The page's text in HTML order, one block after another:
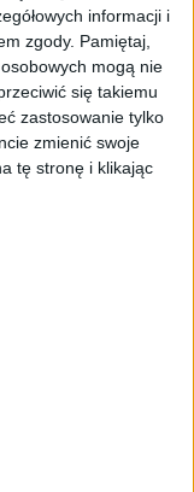
informacji i
zgody. Pamiętaj,
mogą nie
się takiemu
zastosowanie tylko
zmienić swoje
tę stronę i klikając